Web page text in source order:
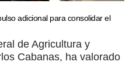
adicional para consolidar el
de Agricultura y
Cabanas, ha valorado